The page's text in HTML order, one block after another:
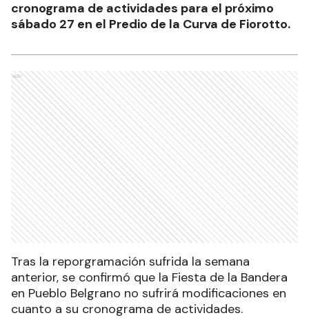
cronograma de actividades para el próximo
sábado 27 en el Predio de la Curva de Fiorotto.
Ads
Tras la reporgramación sufrida la semana
anterior, se confirmó que la Fiesta de la Bandera
en Pueblo Belgrano no sufrirá modificaciones en
cuanto a su cronograma de actividades.